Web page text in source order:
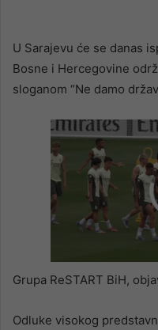
U Sarajevu će se danas
Bosne i Hercegovine
sloganom “Ne damo
Grupa ReSTART BiH,
Odluke visokog